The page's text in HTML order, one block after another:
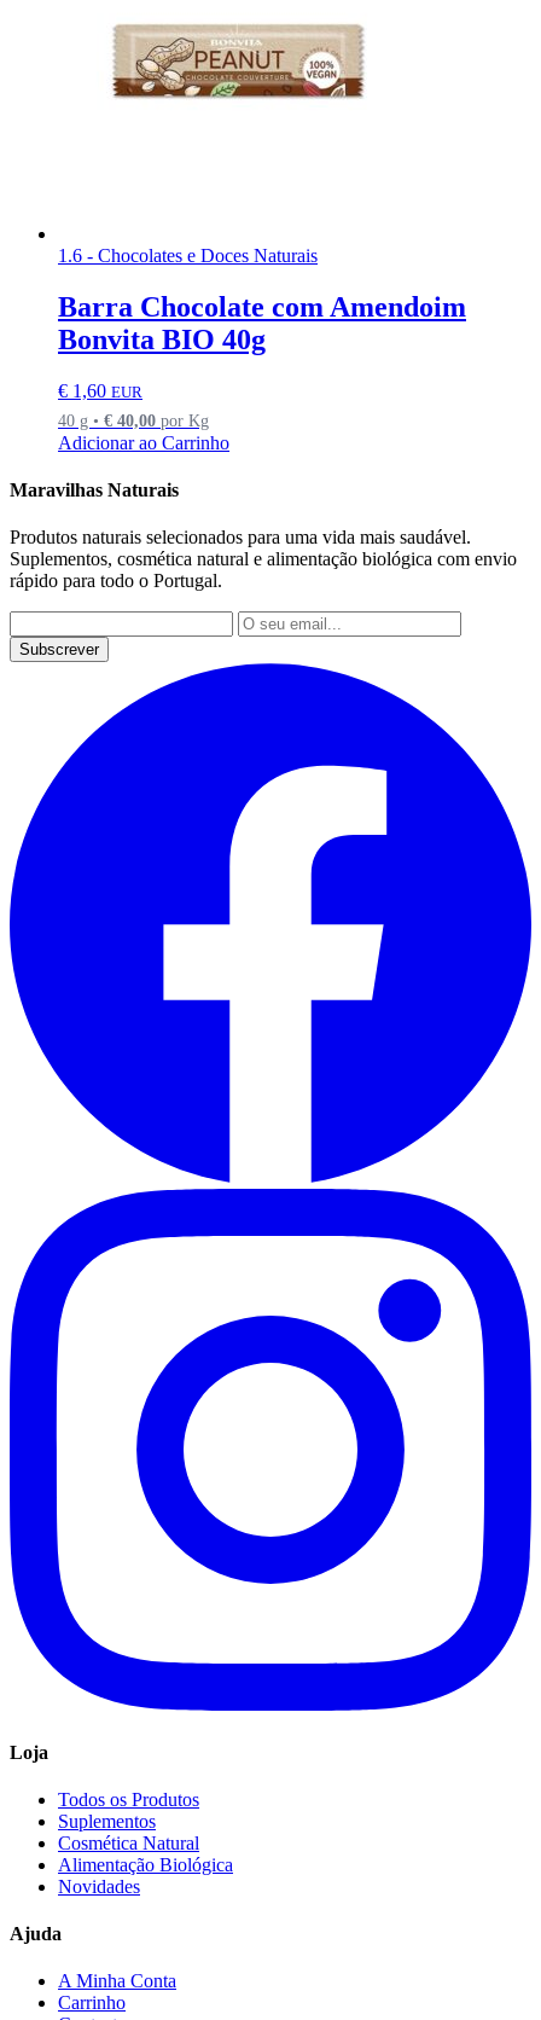
1.6 - Chocolates e Doces Naturais
Barra Chocolate com Amendoim
Bonvita BIO 40g
€ 1,60 EUR
40 g • € 40,00 por Kg
Adicionar ao Carrinho
Maravilhas Naturais
Produtos naturais selecionados para uma vida mais saudável.
Suplementos, cosmética natural e alimentação biológica com envio
rápido para todo o Portugal.
Subscrever
Loja
Todos os Produtos
Suplementos
Cosmética Natural
Alimentação Biológica
Novidades
Ajuda
A Minha Conta
Carrinho